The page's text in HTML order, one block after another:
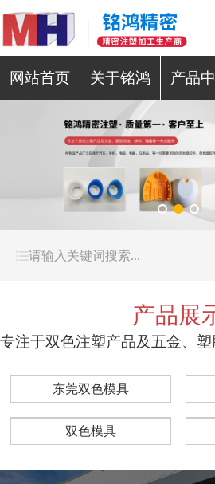
网站首页 关于铭鸿 产品
产品展
东莞双色模具
双色模具